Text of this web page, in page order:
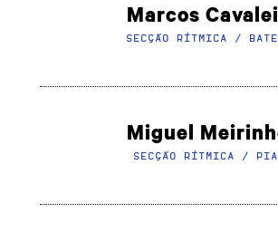
Marcos
SECÇÃO RÍTMICA /
Miguel
SECÇÃO RÍTMICA /